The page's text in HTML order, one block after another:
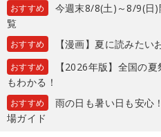
おすすめ
今週末8/8(土)～8/9(日
覧
おすすめ 【漫画】夏に読みた
おすすめ
【2026年版】全国の
もわかる！
おすすめ
雨の日も暑い日も安心
場ガイド